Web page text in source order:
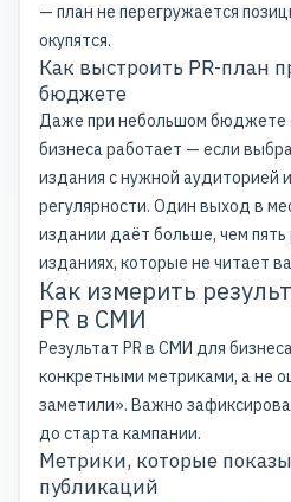
— план не перегружается
окупятся.
Как выстроить PR-план
бюджете
Даже при небольшом бюджете
бизнеса работает — если
издания с нужной аудиторией
регулярности. Один выход в
издании даёт больше, чем
изданиях, которые не читает
Как измерить
PR в СМИ
Результат PR в СМИ для
конкретными метриками, а не
заметили». Важно
до старта кампании.
Метрики, которые
публикаций